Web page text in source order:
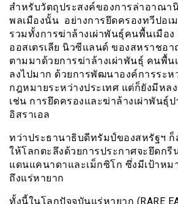
สำหรับวัตถุประสงค์ของการล่าอาณา
พลเมืองนั้น อย่างการยึดครองทวีปอเ
รวมทั้งการฆ่าล้างเผ่าพันธุ์คนพื้นเมือง
ออสเตรเลีย นิวซีแลนด์ ของสหราชอ
ตามมาด้วยการฆ่าล้างเผ่าพันธุ์ คนพื้น
ลงไปมาก ด้วยการพัฒนาองค์การระห
กฎหมายระหว่างประเทศ แต่ก็ยังมีหล
เช่น การยึดครองและฆ่าล้างเผ่าพันธุ์ป
อิสราเอล
ทว่าประธานาธิบดีทรัมป์ของสหรัฐฯ
ให้โลกตะลึงด้วยการประกาศจะยึดก
แดนแคนาดาและเม็กซิโก ซึ่งมีเป้าหม
ถึงแร่หายาก
ทั้งนี้ในโลกปัจจุบันแร่หายาก (RARE